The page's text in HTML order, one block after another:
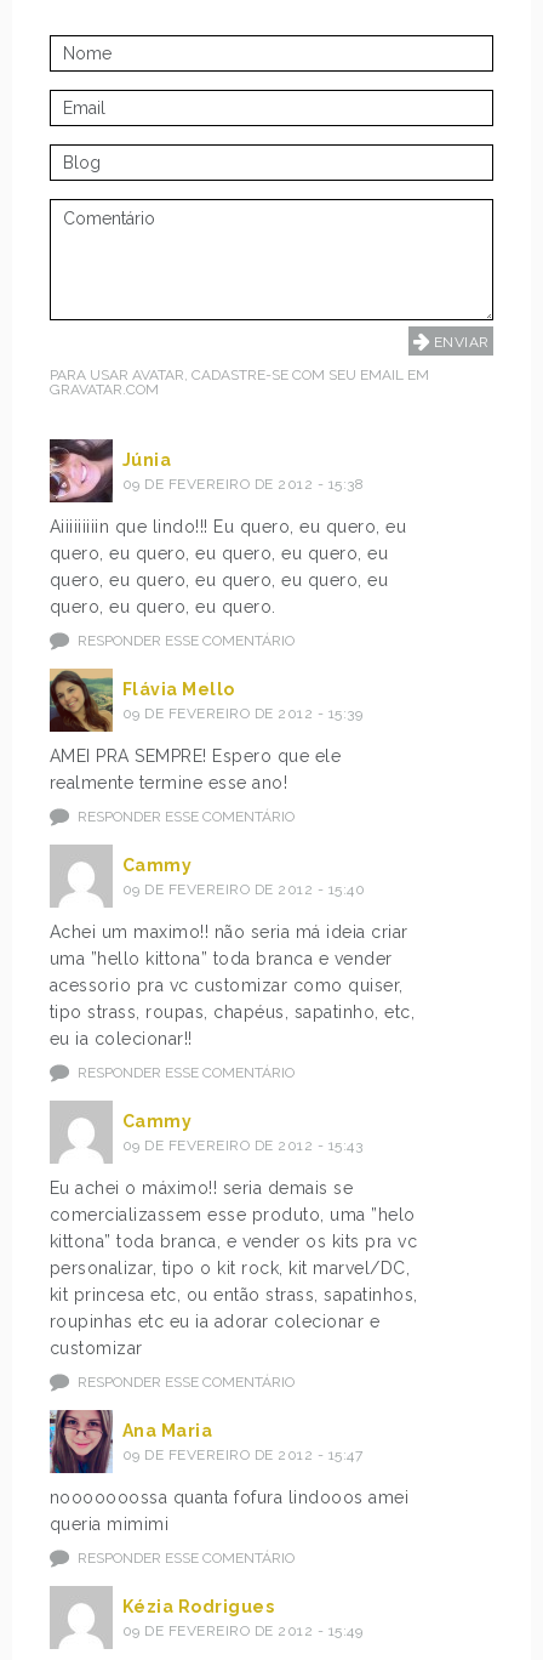
PARA USAR AVATAR, CADASTRE-SE COM SEU EMAIL EM
GRAVATAR.COM
Júnia
09 DE FEVEREIRO DE 2012 - 15:38
Aiiiiiiiiin que lindo!!! Eu quero, eu quero, eu
quero, eu quero, eu quero, eu quero, eu
quero, eu quero, eu quero, eu quero, eu
quero, eu quero, eu quero.
RESPONDER ESSE COMENTÁRIO
Flávia Mello
09 DE FEVEREIRO DE 2012 - 15:39
AMEI PRA SEMPRE! Espero que ele
realmente termine esse ano!
RESPONDER ESSE COMENTÁRIO
Cammy
09 DE FEVEREIRO DE 2012 - 15:40
Achei um maximo!! não seria má ideia criar
uma ”hello kittona” toda branca e vender
acessorio pra vc customizar como quiser,
tipo strass, roupas, chapéus, sapatinho, etc,
eu ia colecionar!!
RESPONDER ESSE COMENTÁRIO
Cammy
09 DE FEVEREIRO DE 2012 - 15:43
Eu achei o máximo!! seria demais se
comercializassem esse produto, uma ”helo
kittona” toda branca, e vender os kits pra vc
personalizar, tipo o kit rock, kit marvel/DC,
kit princesa etc, ou então strass, sapatinhos,
roupinhas etc eu ia adorar colecionar e
customizar
RESPONDER ESSE COMENTÁRIO
Ana Maria
09 DE FEVEREIRO DE 2012 - 15:47
nooooooossa quanta fofura lindooos amei
queria mimimi
RESPONDER ESSE COMENTÁRIO
Kézia Rodrigues
09 DE FEVEREIRO DE 2012 - 15:49